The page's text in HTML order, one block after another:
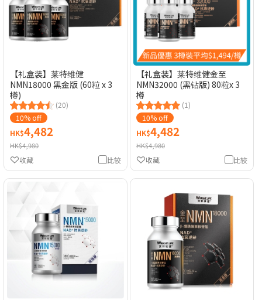
【礼盒装】莱特维健
NMN18000 黑金版 (60粒 x 3
樽)
(20)
10% off
HK$4,482
HK$4,980
比较
收藏
【礼盒装】莱特维健金至
NMN32000 (黑钻版) 80粒x 3
樽
(1)
10% off
HK$4,482
HK$4,980
比较
收藏